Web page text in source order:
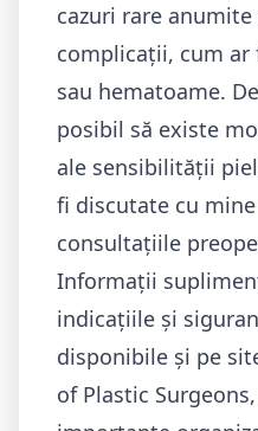
cazuri rare
complicații, cum
sau hematoame.
posibil să existe
ale sensibilității
fi discutate cu
consultațiile
Informații
indicațiile și
disponibile și pe
of Plastic Surgeons